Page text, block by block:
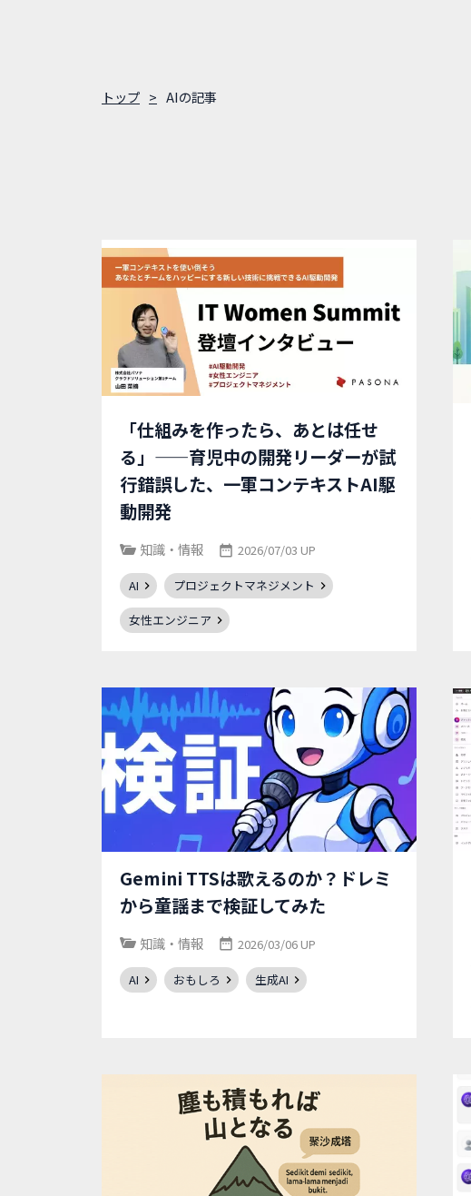
トップ AIの記事
「仕組みを作ったら、あとは任せ
る」——育児中の開発リーダーが試
行錯誤した、一軍コンテキストAI駆
動開発
知識・情報 2026/07/03 UP
AI
プロジェクトマネジメント
女性エンジニア
Gemini TTSは歌えるのか？ドレミ
から童謡まで検証してみた
知識・情報 2026/03/06 UP
AI おもしろ 生成AI